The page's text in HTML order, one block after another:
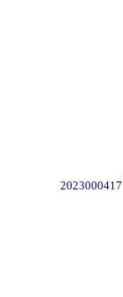
2023000417